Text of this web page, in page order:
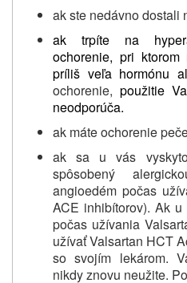
ak ste nedávnodostali
ak trpíte na
ochorenie, pri ktorom
príliš veľa hormónu
ochorenie,použitie
neodporúča.
ak máte ochorenie
ak sa u vás
spôsobený
angioedém počas
ACE inhibítorov). Ak
počas užívania
užívať Valsartan HCT
so svojím lekárom.
nikdy znovu neužite.